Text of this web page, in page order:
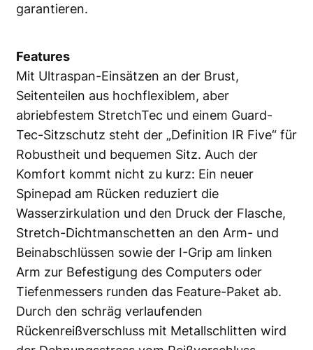
garantieren.
Features
Mit Ultraspan-Einsätzen an der Brust,
Seitenteilen aus hochflexiblem, aber
abriebfestem StretchTec und einem Guard-
Tec-Sitzschutz steht der „Definition IR Five“ für
Robustheit und bequemen Sitz. Auch der
Komfort kommt nicht zu kurz: Ein neuer
Spinepad am Rücken reduziert die
Wasserzirkulation und den Druck der Flasche,
Stretch-Dichtmanschetten an den Arm- und
Beinabschlüssen sowie der I-Grip am linken
Arm zur Befestigung des Computers oder
Tiefenmessers runden das Feature-Paket ab.
Durch den schräg verlaufenden
Rückenreißverschluss mit Metallschlitten wird